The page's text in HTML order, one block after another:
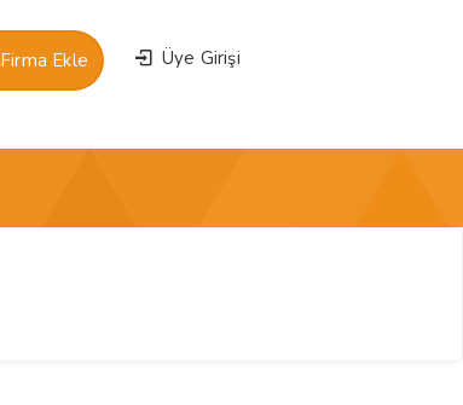
Üye Girişi
Firma Ekle